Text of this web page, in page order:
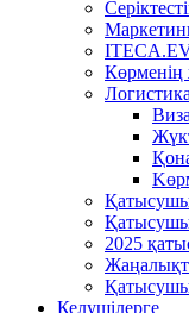
Логистика
2025
Келушілерге